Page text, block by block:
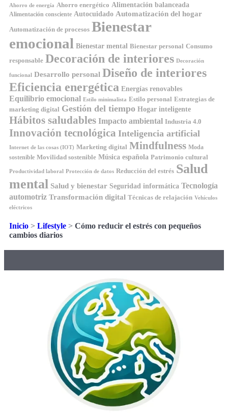
Ahorro de energía Ahorro energético Alimentación balanceada
Alimentación consciente Autocuidado Automatización del hogar
Automatización de procesos Bienestar
emocional Bienestar mental Bienestar personal Consumo
responsable Decoración de interiores Decoración
funcional Desarrollo personal Diseño de interiores
Eficiencia energética Energías renovables
Equilibrio emocional Estilo minimalista Estilo personal Estrategias de
marketing digital Gestión del tiempo Hogar inteligente
Hábitos saludables Impacto ambiental Industria 4.0
Innovación tecnológica Inteligencia artificial
Internet de las cosas (IOT) Marketing digital Mindfulness Moda
sostenible Movilidad sostenible Música española Patrimonio cultural
Productividad laboral Protección de datos Reducción del estrés Salud
mental Salud y bienestar Seguridad informática Tecnología
automotriz Transformación digital Técnicas de relajación Vehículos
eléctricos
Inicio > Lifestyle > Cómo reducir el estrés con pequeños
cambios diarios